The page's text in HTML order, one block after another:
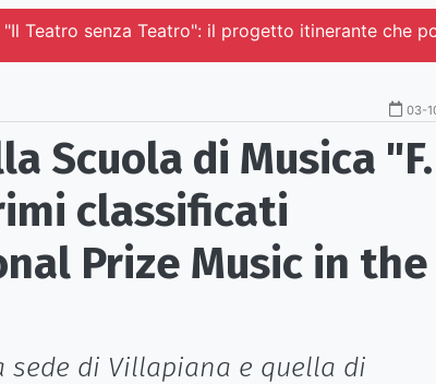
Teatro senza Teatro": il progetto itinerante che
03-
Scuola di Musica "F.
classificati
Prize Music in the
sede di Villapiana e quella di